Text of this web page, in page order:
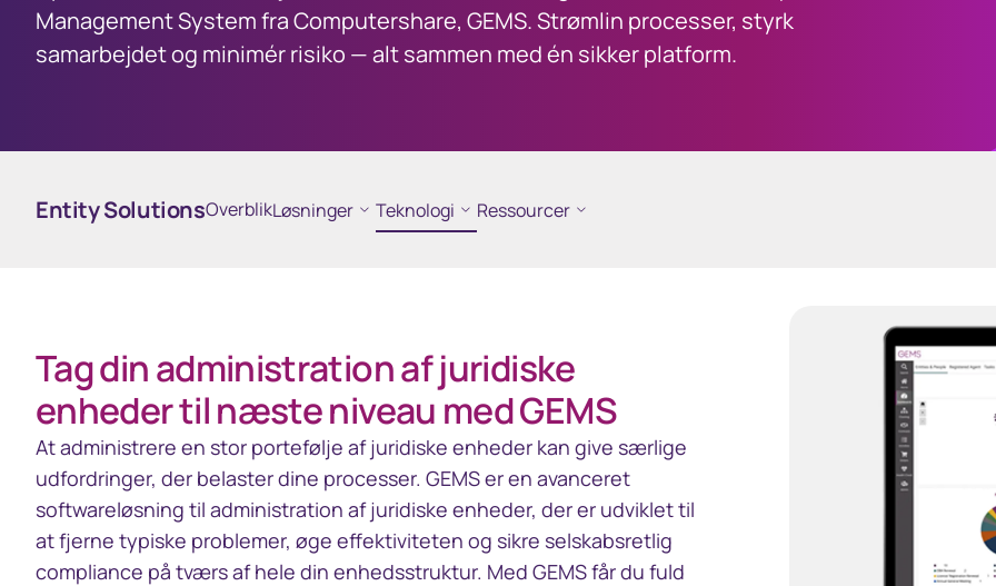
Management System fra Computershare, GEMS. Strømlin processer, styrk
samarbejdet og minimér risiko — alt sammen med én sikker platform.
Entity SolutionsOverblikLøsninger Teknologi Ressourcer
Tag din administration af juridiske
enheder til næste niveau med GEMS
At administrere en stor portefølje af juridiske enheder kan give særlige
udfordringer, der belaster dine processer. GEMS er en avanceret
softwareløsning til administration af juridiske enheder, der er udviklet til
at fjerne typiske problemer, øge effektiviteten og sikre selskabsretlig
compliance på tværs af hele din enhedsstruktur. Med GEMS får du fuld